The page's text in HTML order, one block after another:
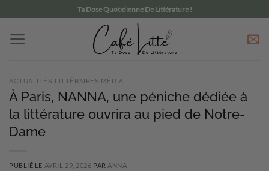
au
contenu
Ta Dose Quotidienne De Littérature !
ACTUALITÉS LITTÉRAIRES,MÉDIA
À Paris, NANNA, une péniche dédiée à
la littérature ouvrira au pied de Notre-
Dame
PUBLIÉ LE AVRIL 29, 2026 PAR ANNA